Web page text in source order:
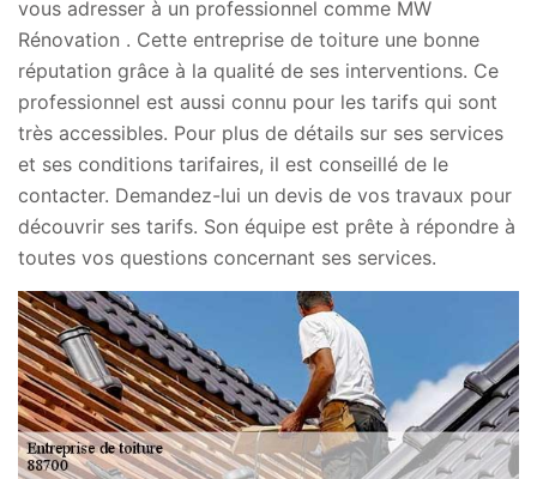
vous adresser à un professionnel comme MW
Rénovation . Cette entreprise de toiture une bonne
réputation grâce à la qualité de ses interventions. Ce
professionnel est aussi connu pour les tarifs qui sont
très accessibles. Pour plus de détails sur ses services
et ses conditions tarifaires, il est conseillé de le
contacter. Demandez-lui un devis de vos travaux pour
découvrir ses tarifs. Son équipe est prête à répondre à
toutes vos questions concernant ses services.